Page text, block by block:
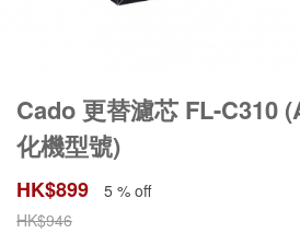
Cado 更替濾芯 FL-C310
化機型號)
HK$899
5 % off
HK$946